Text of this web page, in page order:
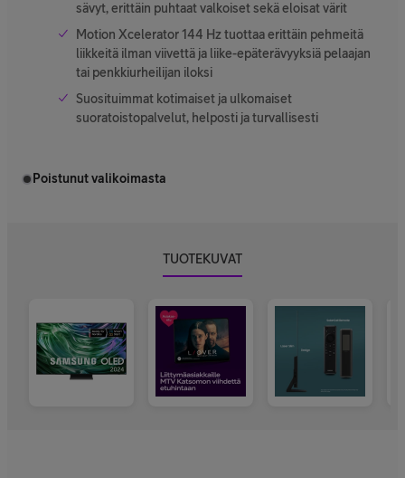
sävyt, erittäin puhtaat valkoiset sekä eloisat värit
Motion Xcelerator 144 Hz tuottaa erittäin pehmeitä
liikkeitä ilman viivettä ja liike-epäterävyyksiä pelaajan
tai penkkiurheilijan iloksi
Suosituimmat kotimaiset ja ulkomaiset
suoratoistopalvelut, helposti ja turvallisesti
Poistunut valikoimasta
TUOTEKUVAT